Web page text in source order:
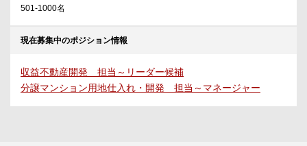
501-1000名
現在募集中のポジション情報
収益不動産開発 担当～リーダー候補
分譲マンション用地仕入れ・開発 担当～マネージャー